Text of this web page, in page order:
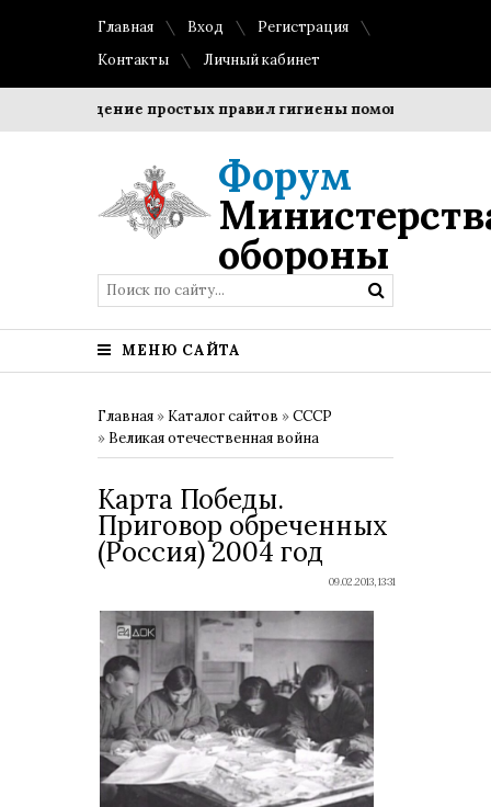
Главная Вход
Регистрация
Контакты
Личный кабинет
Соблюдение простых правил гигиены помогает
Форум
обороны
МЕНЮ САЙТА
Главная » Каталог сайтов »СССР
» Великая отечественная война
Карта Победы.
Приговор обреченных
(Россия) 2004 год
09.02.2013, 13:31